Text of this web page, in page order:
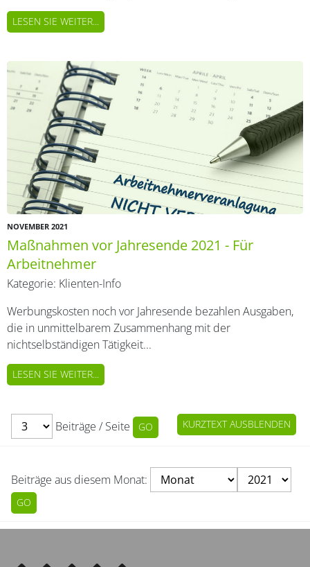
LESEN SIE WEITER...
NOVEMBER 2021
Maßnahmen vor Jahresende 2021 - Für
Arbeitnehmer
Kategorie: Klienten-Info
Werbungskosten noch vor Jahresende bezahlen Ausgaben,
die in unmittelbarem Zusammenhang mit der
nichtselbständigen Tätigkeit...
LESEN SIE WEITER...
Beiträge / Seite KURZTEXT AUSBLENDEN
Beiträge aus diesem Monat: